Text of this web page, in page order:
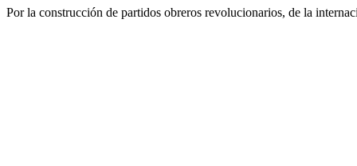
Por la construcción de partidos obreros revolucionarios, de la